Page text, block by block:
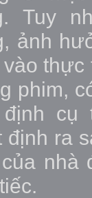
Tuy
ảnh
thực
phim,
định cụ
định ra
nhà